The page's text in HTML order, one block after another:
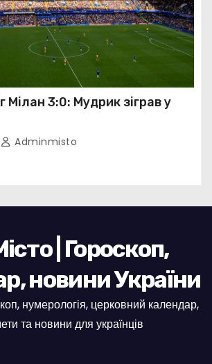
Мілан 3:0: Мудрик зіграв у
Adminmisto
| Гороскоп,
новини України
нумерологія, церковний календар,
та новини для українців